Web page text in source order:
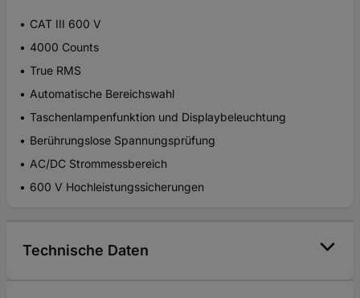
CAT III 600 V
4000 Counts
True RMS
Automatische Bereichswahl
Taschenlampenfunktion und Displaybeleuchtung
Berührungslose Spannungsprüfung
AC/DC Strommessbereich
600 V Hochleistungssicherungen
Technische Daten